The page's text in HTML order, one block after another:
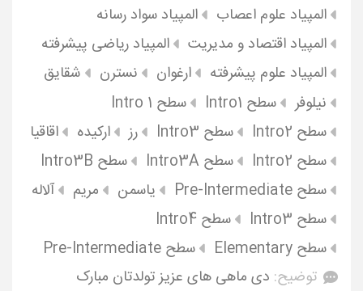
المپیاد علوم اعصاب
المپیاد سواد رسانه
المپیاد اقتصاد و مدیریت
المپیاد ریاضی پیشرفته
المپیاد علوم پیشرفته
ارغوان نسترن
شقایق
نیلوفر
سطح Intro1
سطح Intro 1
سطح Intro2
سطح Intro3 رز ارکیده
اقاقیا
سطح Intro2
سطح Intro3A
سطح Intro3B
سطح Pre-Intermediate
یاسمن مریم
آلاله
سطح Intro3
سطح Intro4
سطح Elementary
سطح Pre-Intermediate
توضیح: دی ماهی های عزیز تولدتان مبارک